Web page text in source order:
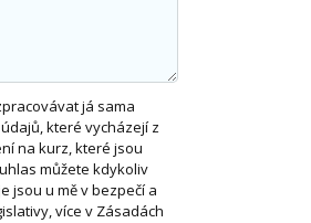
já sama
které vycházejí z
na kurz, které jsou
můžete kdykoliv
jsou u mě v bezpečí a
více v Zásadách